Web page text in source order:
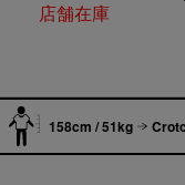
店舗在庫
158cm / 51kg